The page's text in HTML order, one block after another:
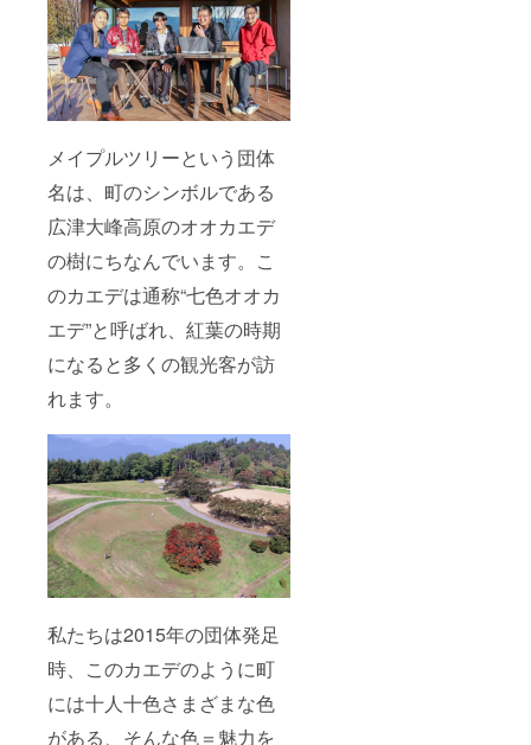
メイプルツリーという団体
名は、町のシンボルである
広津大峰高原のオオカエデ
の樹にちなんでいます。こ
のカエデは通称“七色オオカ
エデ”と呼ばれ、紅葉の時期
になると多くの観光客が訪
れます。
私たちは2015年の団体発足
時、このカエデのように町
には十人十色さまざまな色
がある、そんな色＝魅力を